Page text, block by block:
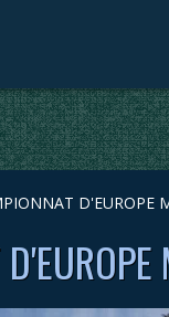
D'EUROPE